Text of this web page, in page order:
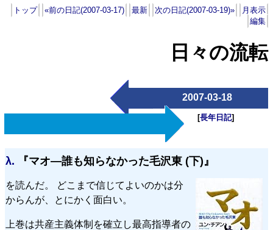
トップ «前の日記(2007-03-17) 最新 次の日記(2007-03-19)»
月表示
編集
日々の流転
2007-03-18
[長年日記]
λ. 『マオ—誰も知らなかった毛沢東 (下)』
を読んだ。 どこまで信じてよいのかは分
からんが、とにかく面白い。
上巻は共産主義体制を確立し最高指導者の